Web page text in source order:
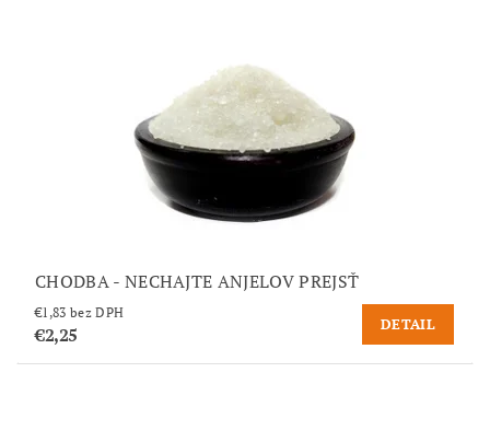
CHODBA - NECHAJTE ANJELOV PREJSŤ
€1,83 bez DPH
€2,25 DETAIL